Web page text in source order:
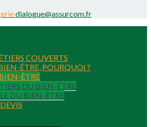
dialogue@assurcom.fr
COUVERTS
ÊTRE, POURQUOI ?
ÊTRE
DU BIEN-ÊTRE
DU BIEN-ÊTRE